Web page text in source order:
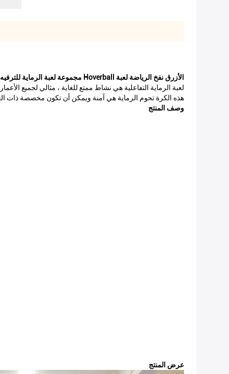
الأزرق نفخ الرياضة لعبة Hoverball مجموعة لعبة الرماية للترفيه
لعبة الرماية التفاعلية هي نشاط ممتع للغاية ، مثالي لجميع الأعمار ، هدف الرماية لديه 4
هذه الكرة تحوم الرماية هي آمنة ويمكن أن تكون مخصصة ذات
وصف المنتج
عرض المنتج